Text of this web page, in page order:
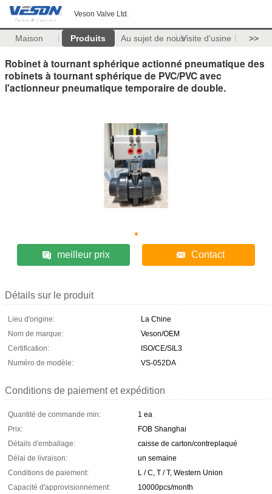
Veson Valve Ltd.
Maison Produits Au sujet de nousVisite d'usine >>
Robinet à tournant sphérique actionné pneumatique des
robinets à tournant sphérique de PVC/PVC avec
l'actionneur pneumatique temporaire de double.
meilleur prix Contact
Détails sur le produit
Lieu d'origine:
La Chine
Nom de marque:
Veson/OEM
Certification:
ISO/CE/SIL3
Numéro de modèle:
VS-052DA
Conditions de paiement et expédition
Quantité de commande min:
1 ea
Prix:
FOB Shanghai
Détails d'emballage:
caisse de carton/contreplaqué
Délai de livraison:
un semaine
Conditions de paiement:
L / C, T / T, Western Union
Capacité d'approvisionnement:
10000pcs/month